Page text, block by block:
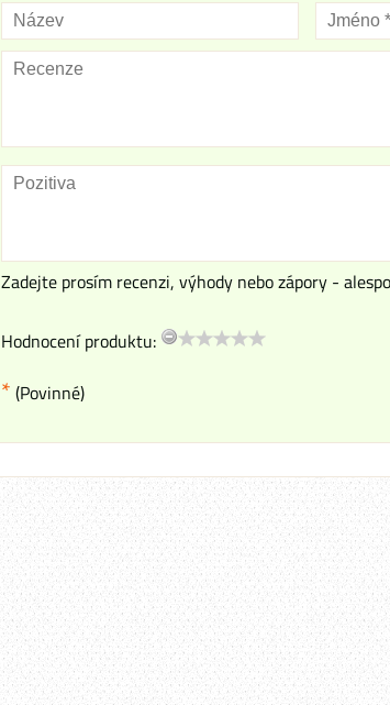
Zadejte prosím recenzi, výhody nebo zápory -
Hodnocení produktu:
* (Povinné)